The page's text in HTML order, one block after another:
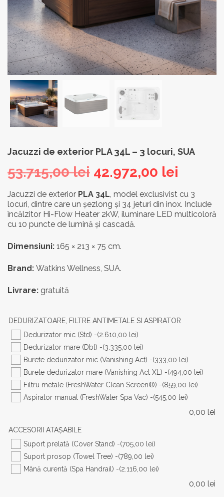
Jacuzzi de exterior PLA 34L – 3 locuri, SUA
53.715,00lei Prețul
inițial
a
fost:
53.715,00 lei.
42.972,00 lei
curent
este:
Jacuzzi de exterior PLA 34L, model exclusivist cu 3
locuri, dintre care un șezlong și 34 jeturi din inox. Include
încălzitor Hi-Flow Heater 2kW, iluminare LED multicoloră
cu 10 puncte de lumină și cascadă.
Dimensiuni: 165 × 213 × 75 cm.
Brand: Watkins Wellness, SUA.
Livrare: gratuită
DEDURIZATOARE, FILTRE ANTIMETALE SI ASPIRATOR
Dedurizator mic (Std) -(2.610,00 lei)
Dedurizator mare (Dbl) -(3.335,00 lei)
Burete dedurizator mic (Vanishing Act) -(333,00 lei)
Burete dedurizator mare (Vanishing Act XL) -(494,00 lei)
Filtru metale (FreshWater Clean Screen®) -(859,00 lei)
Aspirator manual (FreshWater Spa Vac) -(545,00 lei)
0,00 lei
ACCESORII ATAȘABILE
Suport prelată (Cover Stand) -(705,00 lei)
Suport prosop (Towel Tree) -(789,00 lei)
Mână curentă (Spa Handrail) -(2.116,00 lei)
0,00 lei